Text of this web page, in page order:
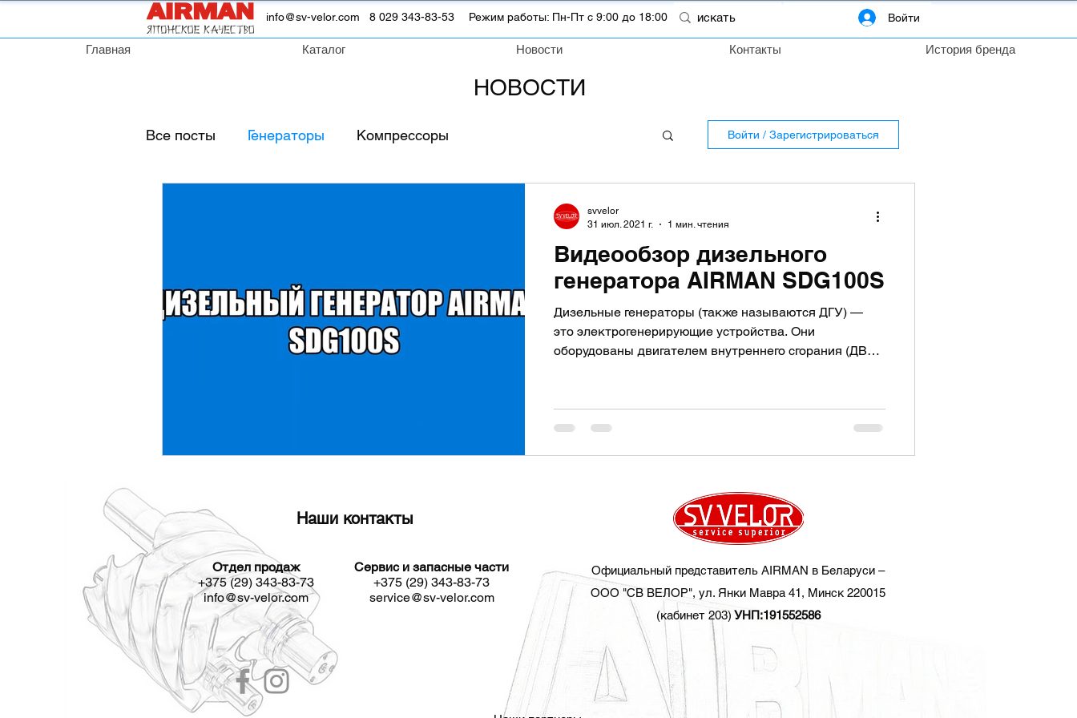
info@sv-velor.com 8 029 343-83-53 Режим работы: Пн-Пт с 9:00 до 18:00 Войти
Главная Каталог Новости Контакты История бренда
НОВОСТИ
Все посты Генераторы Компрессоры Войти / Зарегистрироваться
Видеообзор дизельного
генератора AIRMAN SDG100S
Дизельные генераторы (также называются ДГУ) —
это электрогенерирующие устройства. Они
оборудованы двигателем внутреннего сгорания (ДВС)
svvelor
31 июл. 2021 г.
1 мин. чтения
Наши контакты
Отдел продаж
+375 (29) 343-83-73
info@sv-velor.com
Сервис и запасные части​
+375 (29) 343-83-73
service@sv-velor.com
Официальный представитель AIRMAN в Беларуси –
ООО "СВ ВЕЛОР", ул. Янки Мавра 41, Минск 220015
(кабинет 203) УНП:191552586